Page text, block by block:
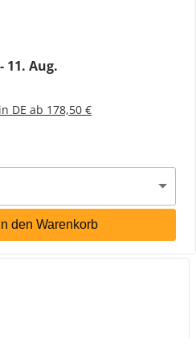
11. Aug.
DE ab 178,50 €
In den Warenkorb